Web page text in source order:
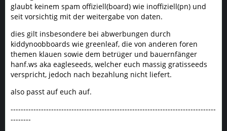
glaubt keinem spam offiziell(board) wie inoffiziell(pn) und
seit vorsichtig mit der weitergabe von daten.
dies gilt insbesondere bei abwerbungen durch
kiddynoobboards wie greenleaf, die von anderen foren
themen klauen sowie dem betrüger und bauernfänger
hanf.ws aka eagleseeds, welcher euch massig gratisseeds
verspricht, jedoch nach bezahlung nicht liefert.
also passt auf euch auf.
---------------------------------------------------------------------------------
--------